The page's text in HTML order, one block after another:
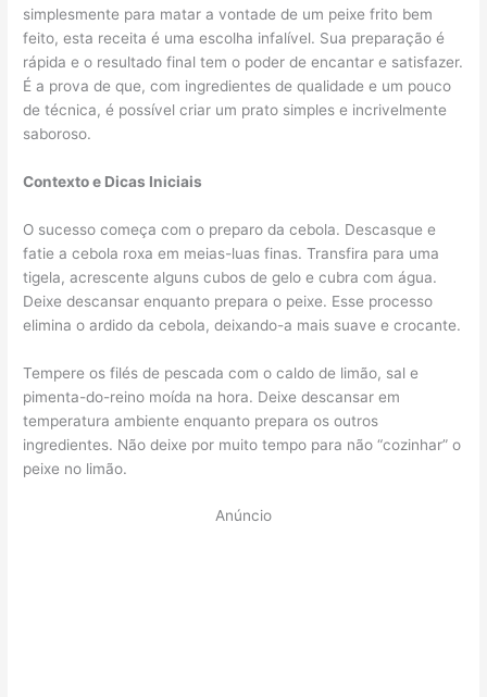
simplesmente para matar a vontade de um peixe frito bem
feito, esta receita é uma escolha infalível. Sua preparação é
rápida e o resultado final tem o poder de encantar e satisfazer.
É a prova de que, com ingredientes de qualidade e um pouco
de técnica, é possível criar um prato simples e incrivelmente
saboroso.
Contexto e Dicas Iniciais
O sucesso começa com o preparo da cebola. Descasque e
fatie a cebola roxa em meias-luas finas. Transfira para uma
tigela, acrescente alguns cubos de gelo e cubra com água.
Deixe descansar enquanto prepara o peixe. Esse processo
elimina o ardido da cebola, deixando-a mais suave e crocante.
Tempere os filés de pescada com o caldo de limão, sal e
pimenta-do-reino moída na hora. Deixe descansar em
temperatura ambiente enquanto prepara os outros
ingredientes. Não deixe por muito tempo para não “cozinhar” o
peixe no limão.
Anúncio